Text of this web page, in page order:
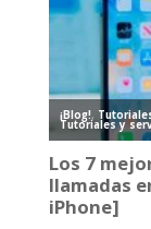
¡Blog!,
Tutoriales y
Los 7
llamadas
iPhone]